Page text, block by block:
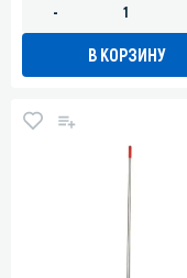
-
В КОРЗИНУ